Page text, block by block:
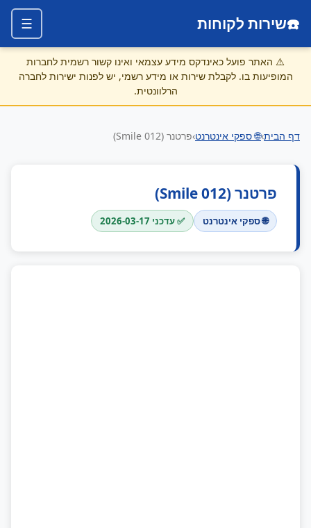
☎️שירות לקוחות ☰
⚠️ האתר פועל כאינדקס מידע עצמאי ואינו קשור רשמית לחברות
המופיעות בו. לקבלת שירות או מידע רשמי, יש לפנות ישירות לחברה
הרלוונטית.
דף הבית›🌐 ספקי אינטרנט›פרטנר (012 Smile)
פרטנר (012 Smile)
🌐 ספקי אינטרנט ✅ עדכני 2026-03-17